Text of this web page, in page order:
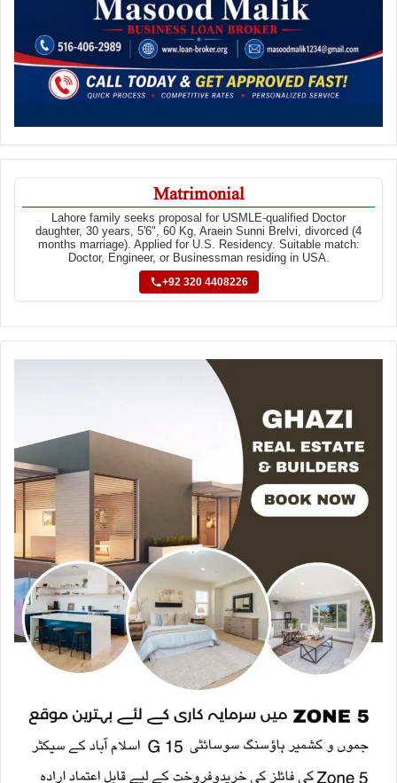
Matrimonial
Lahore family seeks proposal for USMLE-qualified Doctor
daughter, 30 years, 5'6", 60 Kg, Araein Sunni Brelvi, divorced (4
months marriage). Applied for U.S. Residency. Suitable match:
Doctor, Engineer, or Businessman residing in USA.
+92 320 4408226